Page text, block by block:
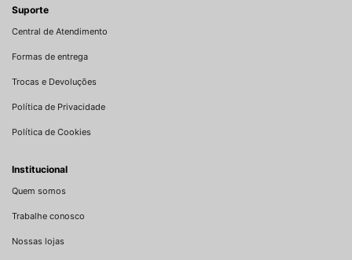
Suporte
Central de Atendimento
Formas de entrega
Trocas e Devoluções
Política de Privacidade
Política de Cookies
Institucional
Quem somos
Trabalhe conosco
Nossas lojas